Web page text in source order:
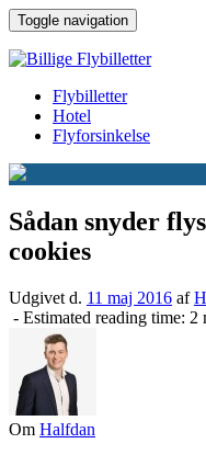
↓
Hop
til
Toggle navigation
Flybilletter
Hotel
Flyforsinkelse
Sådan snyder
cookies
Udgivet d. 11 maj 2016 af
- Estimated reading time: 2
Om Halfdan